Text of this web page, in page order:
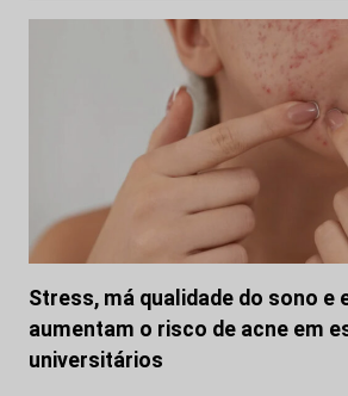
Stress, má qualidade do sono e
aumentam o risco de acne em
universitários